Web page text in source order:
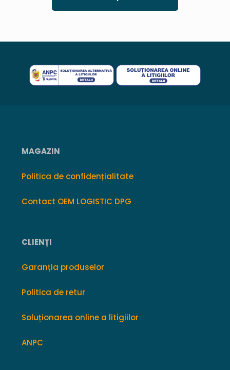
MAGAZIN
Politica de confidențialitate
Contact OEM LOGISTIC DPG
CLIENȚI
Garanția produselor
Politica de retur
Soluționarea online a litigiilor
ANPC